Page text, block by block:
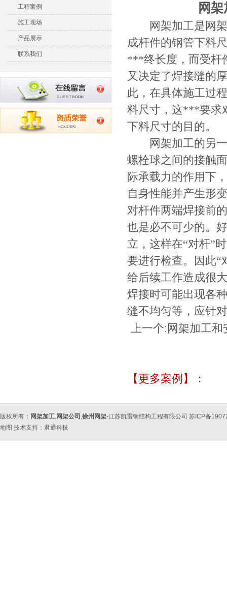
工程案例
施工现场
产品展示
联系我们
网
网架加工是网
成杆件的钢管下料
***终长度，而受杆
又决定了焊接缝的
此，在具体施工过
料尺寸，这***要求
下料尺寸的目的。
网架加工的另一
螺栓球之间的接触
际承载力的作用下
自身性能并产生形
对杆件两端焊接前
也是必不可少的。
立，这样在“对杆”
要进行检查。因此“
给后续工作造成很
焊接时可能出现各
缝不均匀等，应针
上一个: 网架加工
【更多案例】：
版权所有： 网架加工,网架公司 ,徐州网架-江苏凯雷钢结构工程有限公司 苏ICP备
地图 技术支持： 君通科技